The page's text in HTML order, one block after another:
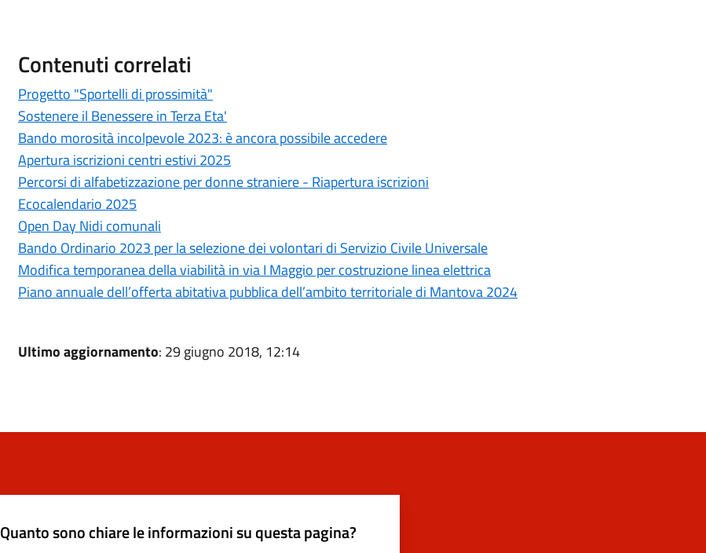
Contenuti correlati
Progetto "Sportelli di prossimità"
Sostenere il Benessere in Terza Eta'
Bando morosità incolpevole 2023: è ancora possibile accedere
Apertura iscrizioni centri estivi 2025
Percorsi di alfabetizzazione per donne straniere - Riapertura iscrizioni
Ecocalendario 2025
Open Day Nidi comunali
Bando Ordinario 2023 per la selezione dei volontari di Servizio Civile Universale
Modifica temporanea della viabilità in via I Maggio per costruzione linea elettrica
Piano annuale dell’offerta abitativa pubblica dell’ambito territoriale di Mantova 2024
Ultimo aggiornamento: 29 giugno 2018, 12:14
Quanto sono chiare le informazioni su questa pagina?